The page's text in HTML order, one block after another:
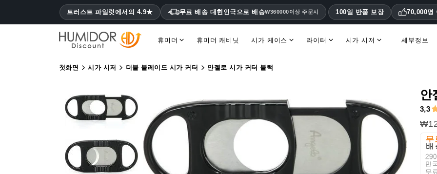
트러스트 파일럿에서의 4.9★ 무료 배송 대힌인극으로 배승₩360000이상 주문시 100일 반품 보장 70,000명
휴미더 휴미더 캐비닛 시가 케이스 라이터 시가 시저 세부정보
첫화면 시가 시저 더블 블레이드 시가 커터 안젤로 시가 커터 블랙
안
3,3